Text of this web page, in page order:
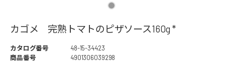
カゴメ 完熟トマトのピザソース160g *
カタログ番号
48-15-34423
商品番号
4901306039298